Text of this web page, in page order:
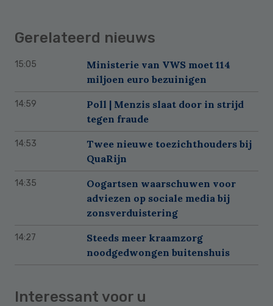
Gerelateerd nieuws
15:05
Ministerie van VWS moet 114
miljoen euro bezuinigen
14:59
Poll | Menzis slaat door in strijd
tegen fraude
14:53
Twee nieuwe toezichthouders bij
QuaRijn
14:35
Oogartsen waarschuwen voor
adviezen op sociale media bij
zonsverduistering
14:27
Steeds meer kraamzorg
noodgedwongen buitenshuis
Interessant voor u